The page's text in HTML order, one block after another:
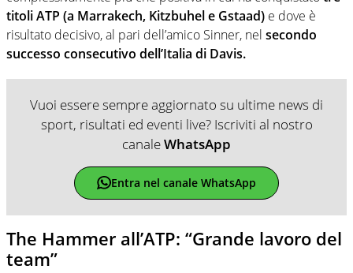
titoli ATP (a Marrakech, Kitzbuhel e Gstaad) e dove è
risultato decisivo, al pari dell’amico Sinner, nel secondo
successo consecutivo dell’Italia di Davis.
Vuoi essere sempre aggiornato su ultime news di
sport, risultati ed eventi live? Iscriviti al nostro
canaleWhatsApp
Entra nel canale WhatsApp
The Hammer all’ATP: “Grande lavoro del
team”